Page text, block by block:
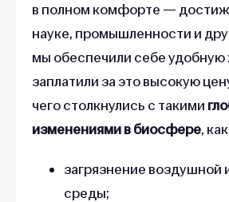
в полном комфорте —
науке, промышленности и
мы обеспечили себе удобную
заплатили за это высокую
чего столкнулись с такими
изменениями в биосфере,
загрязнение воздушной
среды;